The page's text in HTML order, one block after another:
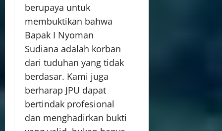
berupaya untuk
membuktikan bahwa
Bapak I Nyoman
Sudiana adalah korban
dari tuduhan yang tidak
berdasar. Kami juga
berharap JPU dapat
bertindak profesional
dan menghadirkan bukti